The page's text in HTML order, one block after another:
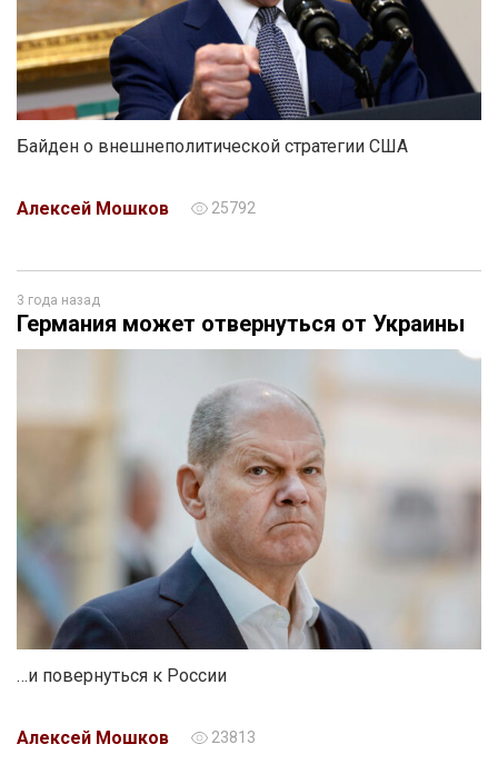
Байден о внешнеполитической стратегии США
Алексей Мошков 25792
3 года назад
Германия может отвернуться от Украины
…и повернуться к России
Алексей Мошков 23813